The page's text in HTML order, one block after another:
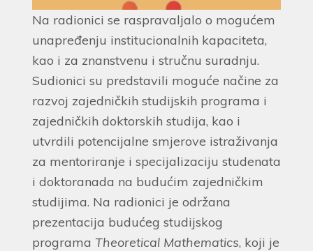
Na radionici se raspravaljalo o mogućem
unapređenju institucionalnih kapaciteta,
kao i za znanstvenu i stručnu suradnju.
Sudionici su predstavili moguće načine za
razvoj zajedničkih studijskih programa i
zajedničkih doktorskih studija, kao i
utvrdili potencijalne smjerove istraživanja
za mentoriranje i specijalizaciju studenata
i doktoranada na budućim zajedničkim
studijima. Na radionici je održana
prezentacija budućeg studijskog
programa Theoretical Mathematics, koji je